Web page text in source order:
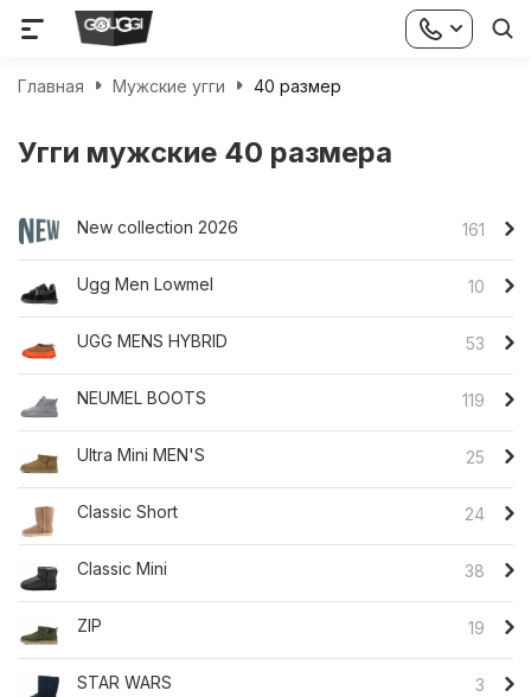
Главная Мужские угги 40 размер
Угги мужские 40 размера
New collection 2026 161
Ugg Men Lowmel 10
UGG MENS HYBRID 53
NEUMEL BOOTS 119
Ultra Mini MEN'S 25
Classic Short 24
Classic Mini 38
ZIP 19
STAR WARS 3